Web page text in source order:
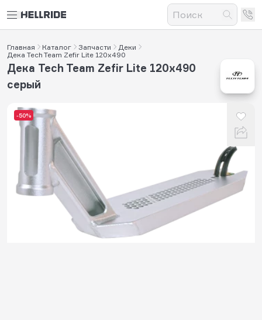
Главная Каталог Запчасти
Деки
Дека Tech Team Zefir Lite 120х490
-50%
Дека Tech Team Zefir Lite 120х490
серый